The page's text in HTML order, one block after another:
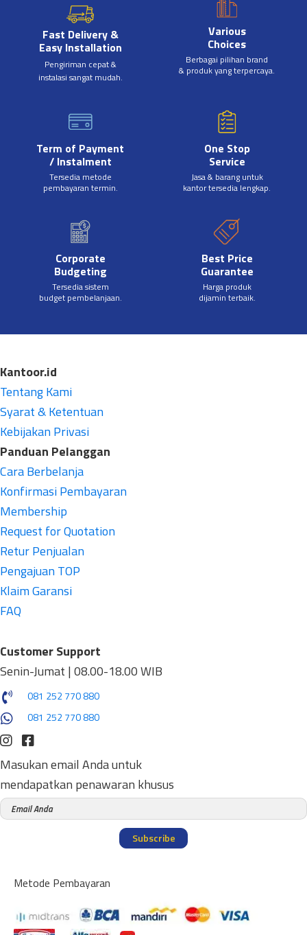
Fast Delivery &
Easy Installation
Pengiriman cepat &
instalasi sangat mudah.
Various
Choices
Berbagai pilihan brand
& produk yang terpercaya.
Term of Payment
/ Instalment
Tersedia metode
pembayaran termin.
One Stop
Service
Jasa & barang untuk
kantor tersedia lengkap.
Corporate
Budgeting
Tersedia sistem
budget pembelanjaan.
Best Price
Guarantee
Harga produk
dijamin terbaik.
Kantoor.id
Tentang Kami
Syarat & Ketentuan
Kebijakan Privasi
Panduan Pelanggan
Cara Berbelanja
Konfirmasi Pembayaran
Membership
Request for Quotation
Retur Penjualan
Pengajuan TOP
Klaim Garansi
FAQ
Customer Support
Senin-Jumat | 08.00-18.00 WIB
081 252 770 880
081 252 770 880
Masukan email Anda untuk
mendapatkan penawaran khusus
Subscribe